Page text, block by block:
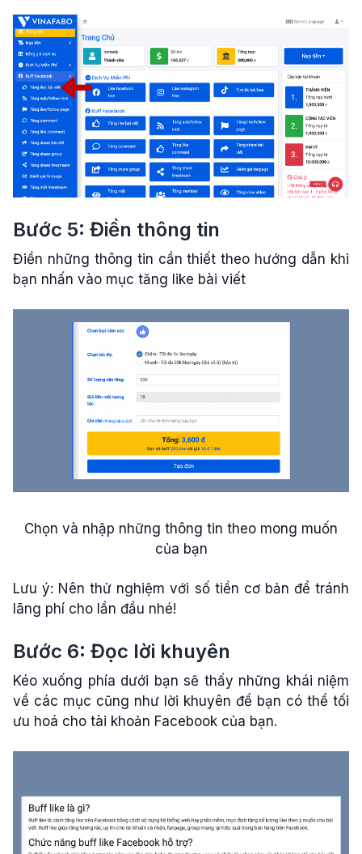
Bước 5: Điền thông tin
Điền những thông tin cần thiết theo hướng dẫn khi
bạn nhấn vào mục tăng like bài viết
Chọn và nhập những thông tin theo mong muốn
của bạn
Lưu ý: Nên thử nghiệm với số tiền cơ bản để tránh
lãng phí cho lần đầu nhé!
Bước 6: Đọc lời khuyên
Kéo xuống phía dưới bạn sẽ thấy những khái niệm
về các mục cũng như lời khuyên để bạn có thể tối
ưu hoá cho tài khoản Facebook của bạn.